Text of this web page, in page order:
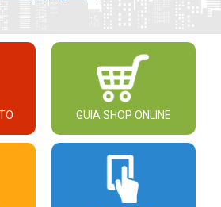
GUIA SHOP ONLINE